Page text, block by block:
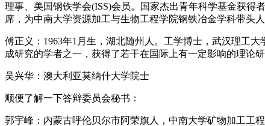
理事、美国钢铁学会(ISS)会员。国家杰出青年科学基金获得
席，为中南大学资源加工与生物工程学院钢铁冶金学科带头
傅正义：1963年1月生，湖北随州人。工学博士，武汉理工
成研究的学者之一，获得了若干在国际上有一定影响的理论
吴兴华：澳大利亚莫纳什大学院士
顺便了解一下答辩委员会秘书：
郭宇峰：内蒙古呼伦贝尔市阿荣旗人，中南大学矿物加工工